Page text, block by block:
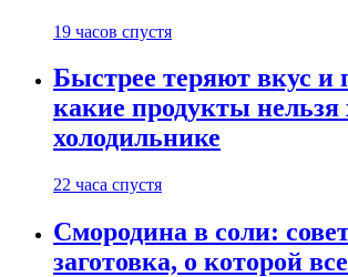
19 часов спустя
Быстрее теряют вкус и
какие продукты нельзя
холодильнике
22 часа спустя
Смородина в соли:
заготовка, о которой